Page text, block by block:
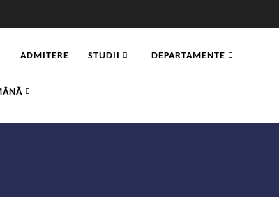
ADMITERE STUDII DEPARTAMENTE